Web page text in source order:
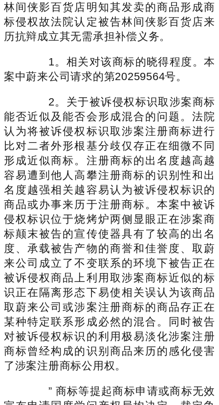
林间侠影百货店明知其发卖的商品形成商
标侵权故法院认定被告林间侠影百货店来
历抗辩成立其无需承担补偿义务。
1。相关对该商标的晓得程度。本
案中蔚来公司请求的第20259564号。
2。关于被诉侵权标识取涉案商标
能否近似及能否会形成混合的问题。法院
认为将被诉侵权标识取涉案注册商标进行
比对二者外形根基分歧仅存正在细微不同
形成近似商标。注册商标的出名度越高越
容易遭到他人高攀注册商标的识别性和出
名度越强相关越容易认为被诉侵权标识的
商品或办事来历于注册商标。本案中被诉
侵权标识位于烧烤炉两侧显眼正在涉案商
标颠末被告的宣传使器具有了较高的出名
度、承载被告产物的商誉和佳誉度、取蔚
来公司成立了不变联系的环境下被告正在
被诉侵权商品上利用取涉案商标近似的标
识正在隔离形态下易使相关误认为该商品
取蔚来公司或涉案注册商标的商品存正在
某种特定联系形成必然的混合。同时被告
对被诉侵权标识的利用极易淡化涉案注册
商标曾经构成的识别商品来历的感化侵害
了涉案注册商标公用权。
” 商标等提起商标申请或商标无效